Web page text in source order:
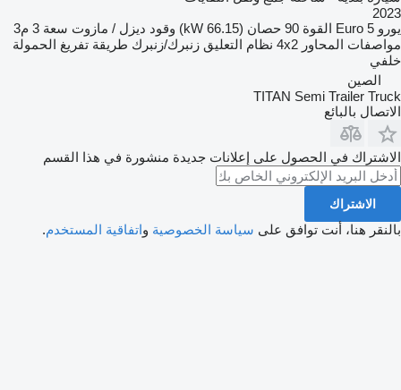
2023
يورو Euro 5 القوة 90 حصان (66.15 kW) وقود ديزل / مازوت سعة 3 م3
مواصفات المحاور 4x2 نظام التعليق زنبرك/زنبرك طريقة تفريغ الحمولة
خلفي
الصين
TITAN Semi Trailer Truck
الاتصال بالبائع
الاشتراك في الحصول على إعلانات جديدة منشورة في هذا القسم
الاشتراك
بالنقر هنا، أنت توافق على سياسة الخصوصية واتفاقية المستخدم.